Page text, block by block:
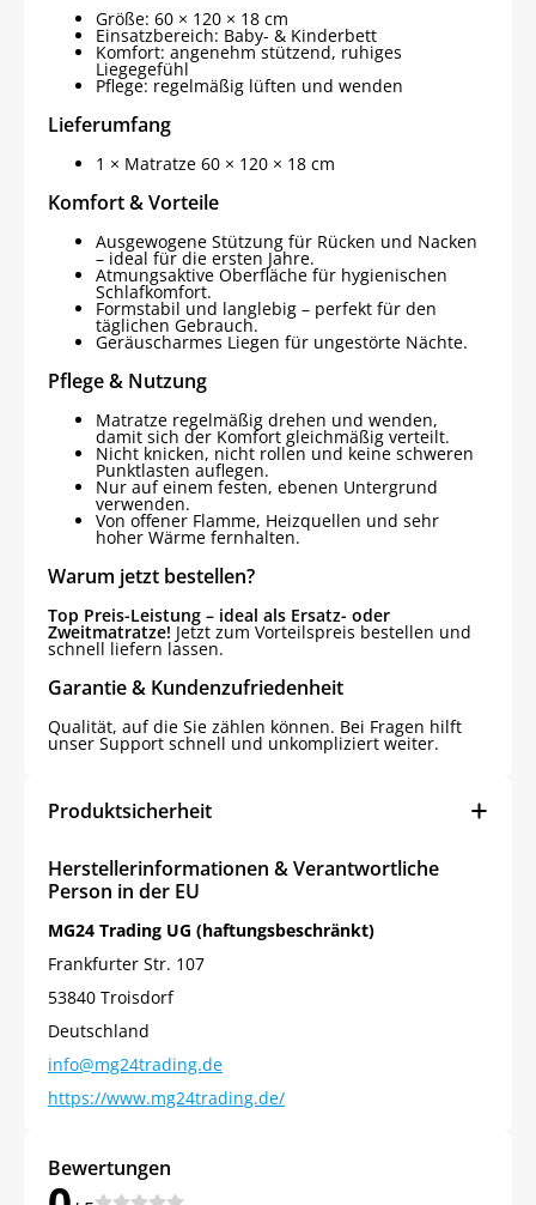
Größe: 60 × 120 × 18 cm
Einsatzbereich: Baby- & Kinderbett
Komfort: angenehm stützend, ruhiges
Liegegefühl
Pflege: regelmäßig lüften und wenden
Lieferumfang
1 × Matratze 60 × 120 × 18 cm
Komfort & Vorteile
Ausgewogene Stützung für Rücken und Nacken
– ideal für die ersten Jahre.
Atmungsaktive Oberfläche für hygienischen
Schlafkomfort.
Formstabil und langlebig – perfekt für den
täglichen Gebrauch.
Geräuscharmes Liegen für ungestörte Nächte.
Pflege & Nutzung
Matratze regelmäßig drehen und wenden,
damit sich der Komfort gleichmäßig verteilt.
Nicht knicken, nicht rollen und keine schweren
Punktlasten auflegen.
Nur auf einem festen, ebenen Untergrund
verwenden.
Von offener Flamme, Heizquellen und sehr
hoher Wärme fernhalten.
Warum jetzt bestellen?
Top Preis-Leistung – ideal als Ersatz- oder
Zweitmatratze! Jetzt zum Vorteilspreis bestellen und
schnell liefern lassen.
Garantie & Kundenzufriedenheit
Qualität, auf die Sie zählen können. Bei Fragen hilft
unser Support schnell und unkompliziert weiter.
Produktsicherheit
Herstellerinformationen & Verantwortliche
Person in der EU
MG24 Trading UG (haftungsbeschränkt)
Frankfurter Str. 107
53840 Troisdorf
Deutschland
info@mg24trading.de
https://www.mg24trading.de/
Bewertungen